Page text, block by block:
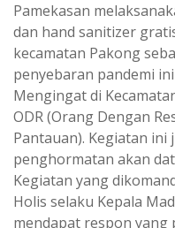
Pamekasan
dan hand sanitizer
kecamatan Pakong
penyebaran pandemi
Mengingat di
ODR (Orang Dengan
Pantauan). Kegiatan
penghormatan akan
Kegiatan yang
Holis selaku Kepala
mendapat respon yang